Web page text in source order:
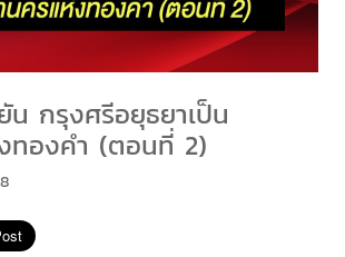
กรุงศรีอยุธยาเป็น
ทองคำ (ตอนที่ 2)